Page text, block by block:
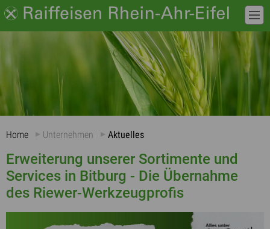
Home Unternehmen Aktuelles
Erweiterung unserer Sortimente und
Services in Bitburg - Die Übernahme
des Riewer-Werkzeugprofis